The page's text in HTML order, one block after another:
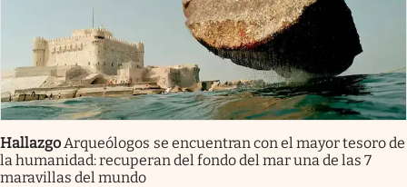
Hallazgo Arqueólogos se encuentran con el mayor tesoro de
la humanidad: recuperan del fondo del mar una de las 7
maravillas del mundo